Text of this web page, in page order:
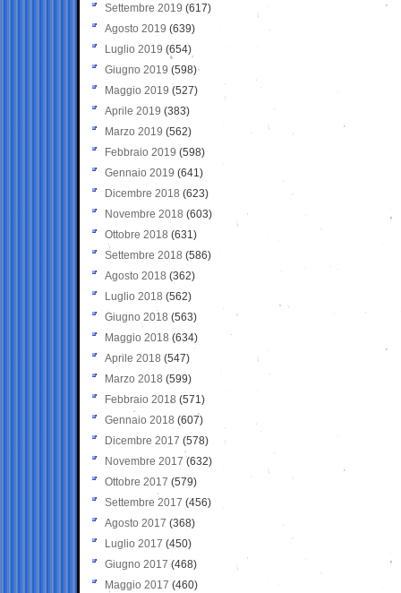
Settembre 2019 (617)
Agosto 2019 (639)
Luglio 2019 (654)
Giugno 2019 (598)
Maggio 2019 (527)
Aprile 2019 (383)
Marzo 2019 (562)
Febbraio 2019 (598)
Gennaio 2019 (641)
Dicembre 2018 (623)
Novembre 2018 (603)
Ottobre 2018 (631)
Settembre 2018 (586)
Agosto 2018 (362)
Luglio 2018 (562)
Giugno 2018 (563)
Maggio 2018 (634)
Aprile 2018 (547)
Marzo 2018 (599)
Febbraio 2018 (571)
Gennaio 2018 (607)
Dicembre 2017 (578)
Novembre 2017 (632)
Ottobre 2017 (579)
Settembre 2017 (456)
Agosto 2017 (368)
Luglio 2017 (450)
Giugno 2017 (468)
Maggio 2017 (460)